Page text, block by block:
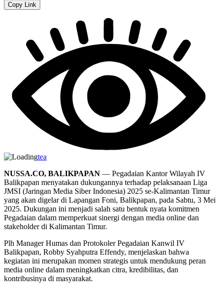
Copy Link
tea
NUSSA.CO, BALIKPAPAN — Pegadaian Kantor Wilayah IV
Balikpapan menyatakan dukungannya terhadap pelaksanaan Liga
JMSI (Jaringan Media Siber Indonesia) 2025 se-Kalimantan Timur
yang akan digelar di Lapangan Foni, Balikpapan, pada Sabtu, 3 Mei
2025. Dukungan ini menjadi salah satu bentuk nyata komitmen
Pegadaian dalam memperkuat sinergi dengan media online dan
stakeholder di Kalimantan Timur.
Plh Manager Humas dan Protokoler Pegadaian Kanwil IV
Balikpapan, Robby Syahputra Effendy, menjelaskan bahwa
kegiatan ini merupakan momen strategis untuk mendukung peran
media online dalam meningkatkan citra, kredibilitas, dan
kontribusinya di masyarakat.